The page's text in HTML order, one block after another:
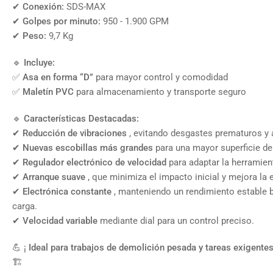
✔ Conexión: SDS-MAX
✔ Golpes por minuto: 950 - 1.900 GPM
✔ Peso: 9,7 Kg
🔹 Incluye:
✅ Asa en forma “D” para mayor control y comodidad
✅ Maletín PVC para almacenamiento y transporte seguro
🔹 Características Destacadas:
✔ Reducción de vibraciones , evitando desgastes prematuros y
✔ Nuevas escobillas más grandes para una mayor superficie
✔ Regulador electrónico de velocidad para adaptar la
✔ Arranque suave , que minimiza el impacto inicial y mejora la
✔ Electrónica constante , manteniendo un rendimiento estable
carga.
✔ Velocidad variable mediante dial para un control preciso.
💪 ¡ Ideal para trabajos de demolición pesada y tareas
🏗️